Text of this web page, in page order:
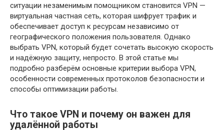
ситуации незаменимым помощником становится VPN —
виртуальная частная сеть, которая шифрует трафик и
обеспечивает доступ к ресурсам независимо от
географического положения пользователя. Однако
выбрать VPN, который будет сочетать высокую скорость
и надёжную защиту, непросто. В этой статье мы
подробно разберём основные критерии выбора VPN,
особенности современных протоколов безопасности и
способы оптимизации работы.
Что такое VPN и почему он важен для
удалённой работы